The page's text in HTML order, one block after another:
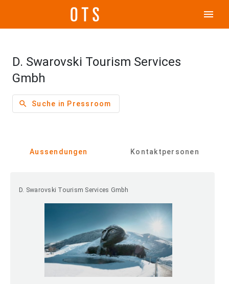
menu
D. Swarovski Tourism Services
Gmbh
search Suche in Pressroom
Aussendungen Kontaktpersonen
D. Swarovski Tourism Services Gmbh